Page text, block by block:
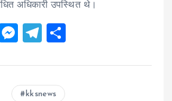
अधिकारी उपस्थित थे।
T
er
M
se
n
T
e
g
a
kksnews